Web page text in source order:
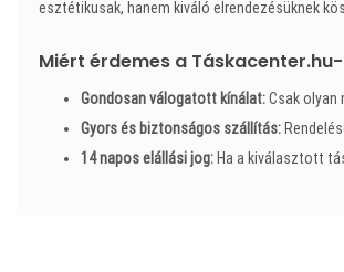
esztétikusak, hanem kiváló elrendezésüknek
Miért érdemes a
Gondosan válogatott kínálat:Csak olyan
Gyors és biztonságos szállítás:
14 napos elállási jog: Ha a kiválasztott